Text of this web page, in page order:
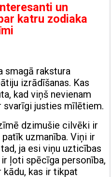
un
katru zodiaka
smagā rakstura
izrādīšanas. Kas
kad viņš nevienam
svarīgi justies mīlētiem.
dzimušie cilvēki ir
uzmanība. Viņi ir
ja esi viņu uzticības
ļoti spēcīga personība,
kādu, kas ir tikpat